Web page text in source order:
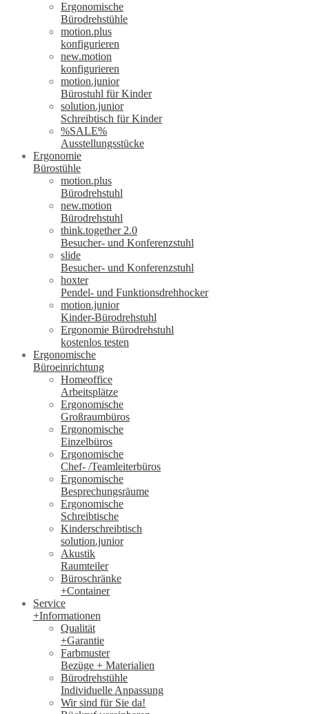
Ergonomische
Bürodrehstühle
motion.plus
konfigurieren
new.motion
konfigurieren
motion.junior
Bürostuhl für Kinder
solution.junior
Schreibtisch für Kinder
%SALE%
Ausstellungsstücke
Ergonomie
Bürostühle
motion.plus
Bürodrehstuhl
new.motion
Bürodrehstuhl
think.together 2.0
Besucher- und Konferenzstuhl
slide
Besucher- und Konferenzstuhl
hoxter
Pendel- und Funktionsdrehhocker
motion.junior
Kinder-Bürodrehstuhl
Ergonomie Bürodrehstuhl
kostenlos testen
Ergonomische
Büroeinrichtung
Homeoffice
Arbeitsplätze
Ergonomische
Großraumbüros
Ergonomische
Einzelbüros
Ergonomische
Chef- /Teamleiterbüros
Ergonomische
Besprechungsräume
Ergonomische
Schreibtische
Kinderschreibtisch
solution.junior
Akustik
Raumteiler
Büroschränke
+Container
Service
+Informationen
Qualität
+Garantie
Farbmuster
Bezüge + Materialien
Bürodrehstühle
Individuelle Anpassung
Wir sind für Sie da!